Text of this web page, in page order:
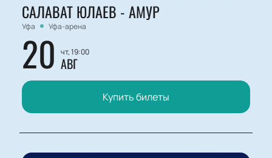
САЛАВАТ ЮЛАЕВ - АМУР
Уфа Уфа-арена
20 чт, 19:00
АВГ
Купить билеты